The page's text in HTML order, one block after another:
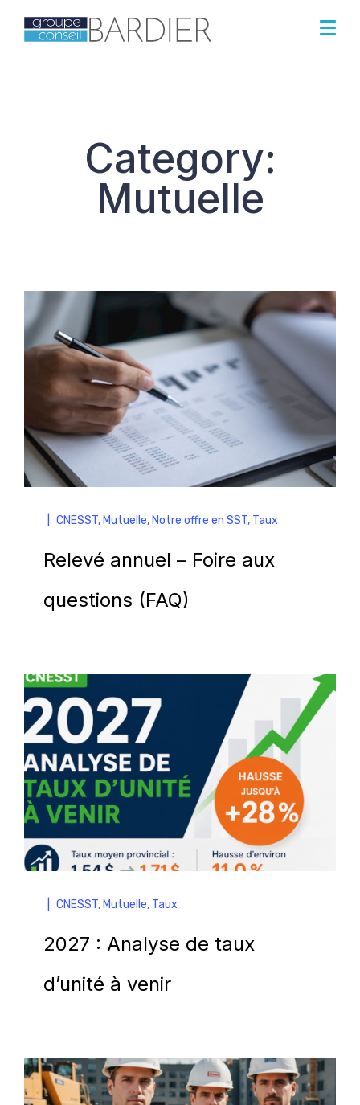
Category:
Mutuelle
CNESST,Mutuelle,Notre offre en SST, Taux
Relevé annuel – Foire aux
questions (FAQ)
CNESST, Mutuelle, Taux
2027 : Analyse de taux
d’unité à venir